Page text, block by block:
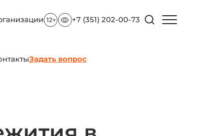
+7 (351) 202-00-73
Задать вопрос